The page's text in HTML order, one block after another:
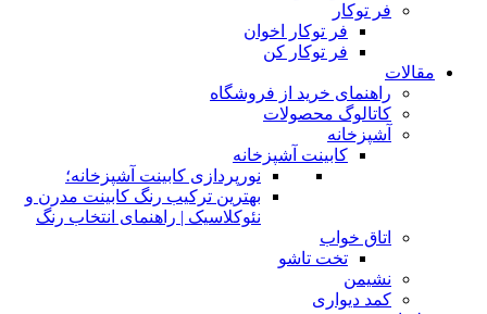
فر توکار
فر توکار اخوان
فر توکار کن
مقالات
راهنمای خرید از فروشگاه
کاتالوگ محصولات
آشپزخانه
کابینت آشپزخانه
نورپردازی کابینت آشپزخانه؛
بهترین ترکیب رنگ کابینت مدرن و
نئوکلاسیک | راهنمای انتخاب رنگ
اتاق خواب
تخت تاشو
نشیمن
کمد دیواری